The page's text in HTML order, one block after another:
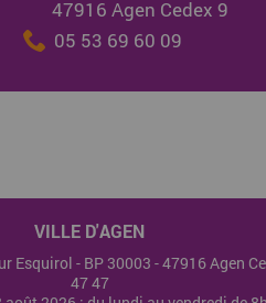
47916 Agen Cedex 9
05 53 69 60 09
VILLE D'AGEN
Esquirol - BP 30003 - 47916 Agen
47 47